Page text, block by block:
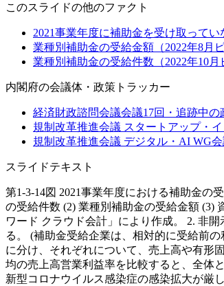
このスライドの他のファクト
2021事業年度に補助金を受け取って
業種別補助金の受給金額（2022年8月ピ
業種別補助金の受給件数（2022年10月
内閣府の会議体・政策トラッカー
経済財政諮問会議会議17回・追跡中の
規制改革推進会議 スタートアップ・
規制改革推進会議 デジタル・AI WG
スライドテキスト
第1-3-14図 2021事業年度における補助金の
の受給件数 (2) 業種別補助金の受給金額 (3)
ワード クラウド会計」により作成。 2. 非
る。 (補助金受給企業は、相対的に受給前
に分け、それぞれについて、売上高や有形
均の売上高営業利益率を比較すると、全体
新型コロナウイルス感染症の感染拡大が厳